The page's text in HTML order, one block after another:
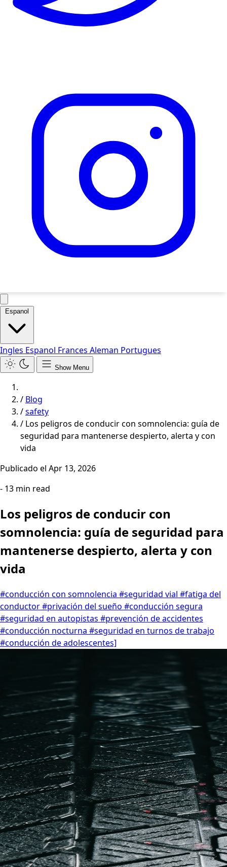
Espanol
Ingles Espanol Frances Aleman Portugues
Show Menu
/ Blog
/safety
/ Los peligros de conducir con somnolencia: guía de
seguridad para mantenerse despierto, alerta y con
vida
Publicado el Apr 13, 2026
- 13 min read
Los peligros de conducir con
somnolencia: guía de seguridad para
mantenerse despierto, alerta y con
vida
#conducción con somnolencia #seguridad vial #fatiga del
conductor#privación del sueño #conducción segura
#seguridad en autopistas #prevención de accidentes
#conducción nocturna #seguridad en turnos de trabajo
#conducción de adolescentes]